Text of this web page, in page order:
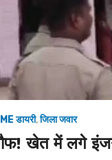
डायरी,जिला जवार
खेत में लगे